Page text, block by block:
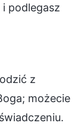
podlegasz
z
możecie